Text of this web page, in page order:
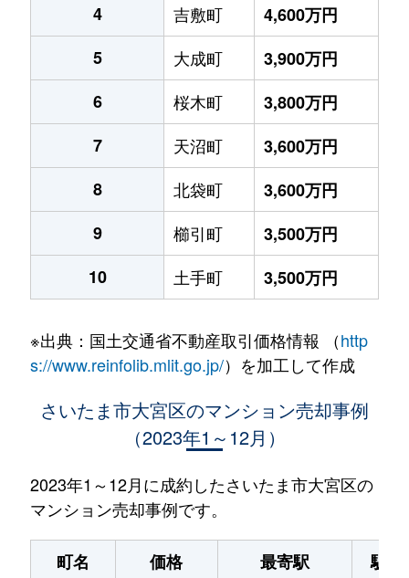
4
吉敷町
4,600万円
5
大成町
3,900万円
6
桜木町
3,800万円
7
天沼町
3,600万円
8
北袋町
3,600万円
9
櫛引町
3,500万円
10
土手町 3,500万円
※出典：国土交通省不動産取引価格情報 （http
s://www.reinfolib.mlit.go.jp/）を加工して作成
さいたま市大宮区のマンション売却事例
（2023年1～12月）
2023年1～12月に成約したさいたま市大宮区の
マンション売却事例です。
町名 価格 最寄駅
駅徒